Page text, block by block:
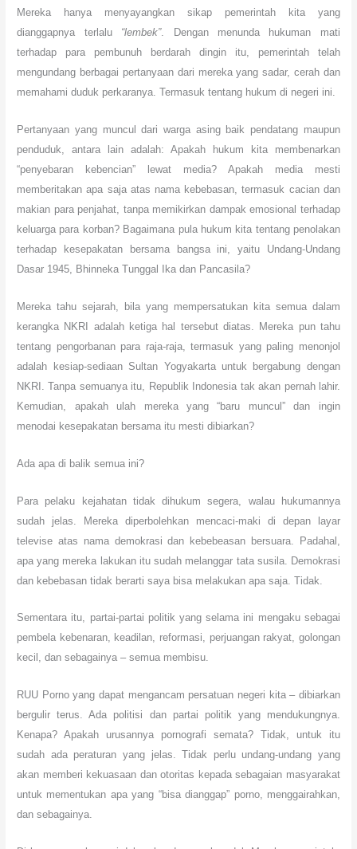
Mereka hanya menyayangkan sikap pemerintah kita yang
dianggapnya terlalu “lembek”. Dengan menunda hukuman mati
terhadap para pembunuh berdarah dingin itu, pemerintah telah
mengundang berbagai pertanyaan dari mereka yang sadar, cerah dan
memahami duduk perkaranya. Termasuk tentang hukum di negeri ini.
Pertanyaan yang muncul dari warga asing baik pendatang maupun
penduduk, antara lain adalah: Apakah hukum kita membenarkan
“penyebaran kebencian” lewat media? Apakah media mesti
memberitakan apa saja atas nama kebebasan, termasuk cacian dan
makian para penjahat, tanpa memikirkan dampak emosional terhadap
keluarga para korban? Bagaimana pula hukum kita tentang penolakan
terhadap kesepakatan bersama bangsa ini, yaitu Undang-Undang
Dasar 1945, Bhinneka Tunggal Ika dan Pancasila?
Mereka tahu sejarah, bila yang mempersatukan kita semua dalam
kerangka NKRI adalah ketiga hal tersebut diatas. Mereka pun tahu
tentang pengorbanan para raja-raja, termasuk yang paling menonjol
adalah kesiap-sediaan Sultan Yogyakarta untuk bergabung dengan
NKRI. Tanpa semuanya itu, Republik Indonesia tak akan pernah lahir.
Kemudian, apakah ulah mereka yang “baru muncul” dan ingin
menodai kesepakatan bersama itu mesti dibiarkan?
Ada apa di baliksemua ini?
Para pelaku kejahatan tidak dihukum segera, walau hukumannya
sudah jelas. Mereka diperbolehkan mencaci-maki di depan layar
televise atas nama demokrasi dan kebebeasan bersuara. Padahal,
apa yang mereka lakukan itu sudah melanggar tata susila. Demokrasi
dan kebebasan tidak berarti saya bisa melakukan apa saja. Tidak.
Sementara itu, partai-partai politik yang selama ini mengaku sebagai
pembela kebenaran, keadilan, reformasi, perjuangan rakyat, golongan
kecil, dan sebagainya – semua membisu.
RUU Porno yang dapat mengancam persatuan negeri kita – dibiarkan
bergulir terus. Ada politisi dan partai politik yang mendukungnya.
Kenapa? Apakah urusannya pornografi semata? Tidak, untuk itu
sudah ada peraturan yang jelas. Tidak perlu undang-undang yang
akan memberi kekuasaan dan otoritas kepada sebagaian masyarakat
untuk mementukan apa yang “bisa dianggap” porno, menggairahkan,
dan sebagainya.